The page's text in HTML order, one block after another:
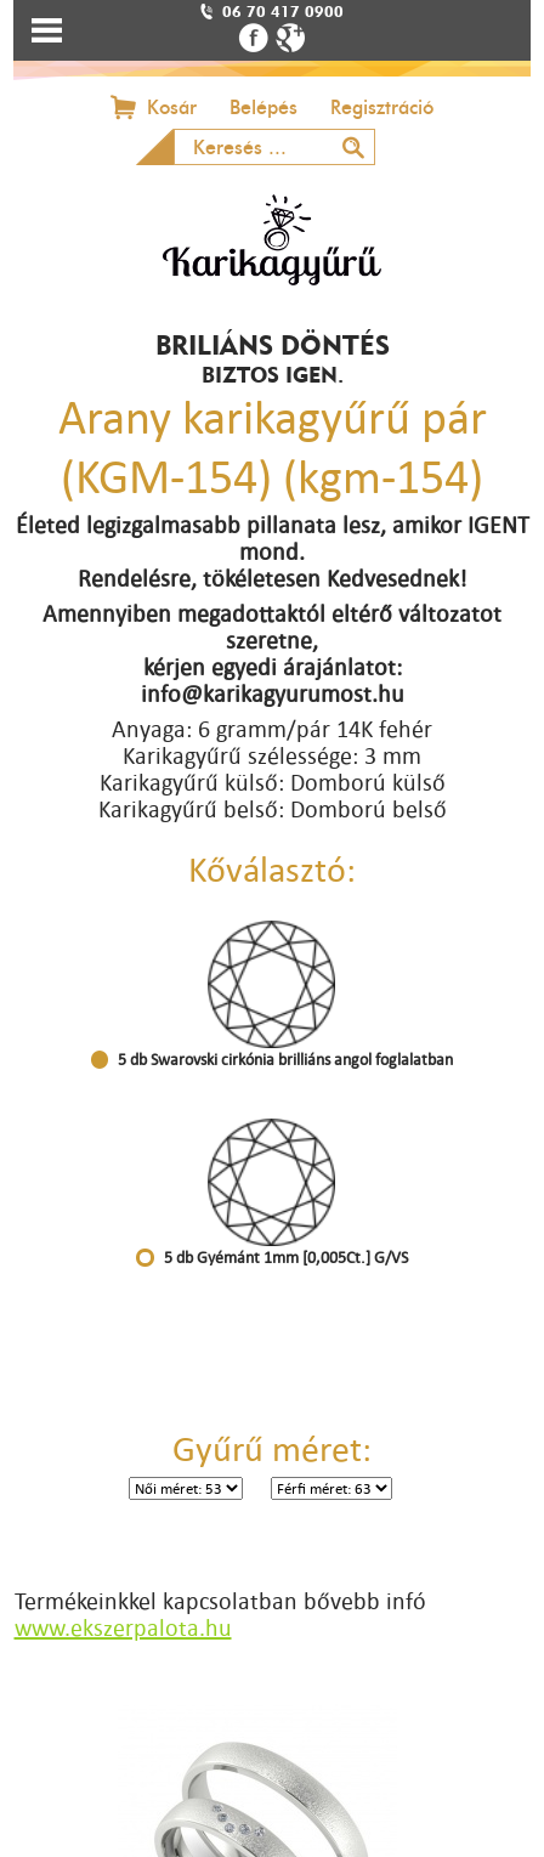
06 70 417 0900
Kosár Belépés Regisztráció
BRILIÁNS DÖNTÉS
BIZTOS IGEN.
Arany karikagyűrű pár
(KGM-154) (kgm-154)
Életed legizgalmasabb pillanata lesz, amikor IGENT
mond.
Rendelésre, tökéletesen Kedvesednek!
Amennyiben megadottaktól eltérő változatot
szeretne,
kérjen egyedi árajánlatot:
info@karikagyurumost.hu
Anyaga: 6 gramm/pár 14K fehér
Karikagyűrű szélessége: 3 mm
Karikagyűrű külső: Domború külső
Karikagyűrű belső: Domború belső
Kőválasztó:
5 db Swarovski cirkónia brilliáns angol foglalatban
5 db Gyémánt 1mm [0,005Ct.] G/VS
Gyűrű méret:
Termékeinkkel kapcsolatban bővebb infó
www.ekszerpalota.hu